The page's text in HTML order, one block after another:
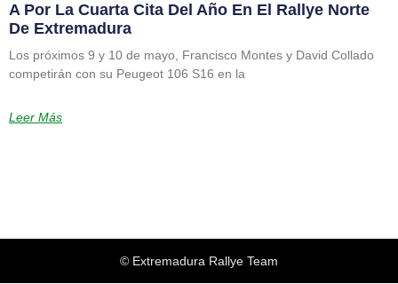
A Por La Cuarta Cita Del Año En El Rallye Norte
De Extremadura
Los próximos 9 y 10 de mayo, Francisco Montes y David Collado
competirán con su Peugeot 106 S16 en la
Leer Más
© Extremadura Rallye Team